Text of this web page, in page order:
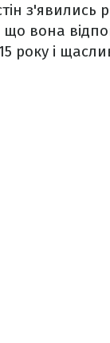
з'явились
вона
року і